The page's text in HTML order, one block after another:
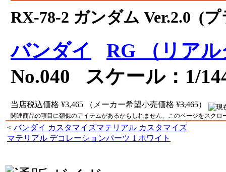
RX-78-2 ガンダム Ver.2.0 (
バンダイ
RG （リア
No.040 スケール：1/
当店税込価格 ¥3,465 （メーカー希望小売価格 ¥3,465）
関連商品の項目に類似のアイテムがあるかもしれません、このページをスクロ
< バンダイ カスタマイズマテリアル カスタマイズ
マテリアル デコレーションパーツ 1 ホワイト